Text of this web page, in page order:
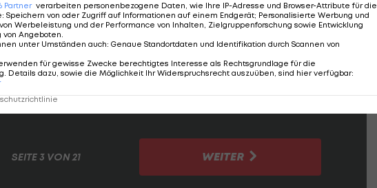
Spielen
Barcelona) und Raphinha (29/FC Barcelona)
SEITE3 VON 21 WEITER
Partner verarbeiten personenbezogene Daten, wie Ihre IP-Adresse und Browser-Attribute für die
: Speichern von oder Zugriff auf Informationen auf einem Endgerät; Personalisierte Werbung und
Werbeleistung und der Performance von Inhalten, Zielgruppenforschung sowie Entwicklung
von Angeboten.
unter Umständen auch: Genaue Standortdaten und Identifikation durch Scannen von
für gewisse Zwecke berechtigtes Interesse als Rechtsgrundlage für die
Details dazu, sowie die Möglichkeit Ihr Widerspruchsrecht auszuüben, sind hier verfügbar: